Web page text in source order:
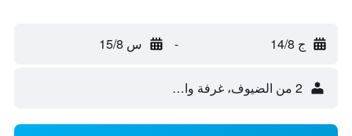
ج 14/8 - س 15/8
2 من الضيوف، غرفة واحدة